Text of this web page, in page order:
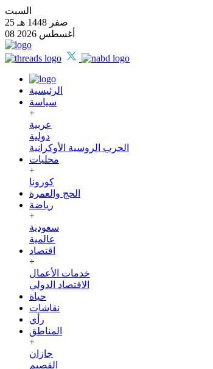
السبت
25 صفر 1448 هـ
08 أغسطس 2026
الرئيسية
سياسة
+
عربية
دولية
الحرب الروسية الأوكرانية
محليات
+
كورونا
الحج والعمرة
رياضة
+
سعودية
عالمية
اقتصاد
+
خدمات الأعمال
الاقتصاد الدولي
حياة
نقاشات
رأي
المناطق
+
جازان
القصيم